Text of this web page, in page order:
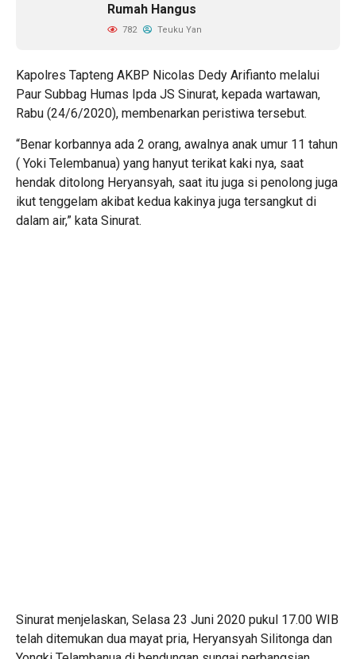
Rumah Hangus
782 Teuku Yan
Kapolres Tapteng AKBP Nicolas Dedy Arifianto melalui
Paur Subbag Humas Ipda JS Sinurat, kepada wartawan,
Rabu (24/6/2020), membenarkan peristiwa tersebut.
“Benar korbannya ada 2 orang, awalnya anak umur 11 tahun
( Yoki Telembanua) yang hanyut terikat kaki nya, saat
hendak ditolong Heryansyah, saat itu juga si penolong juga
ikut tenggelam akibat kedua kakinya juga tersangkut di
dalam air,” kata Sinurat.
Sinurat menjelaskan, Selasa 23 Juni 2020 pukul 17.00 WIB
telah ditemukan dua mayat pria, Heryansyah Silitonga dan